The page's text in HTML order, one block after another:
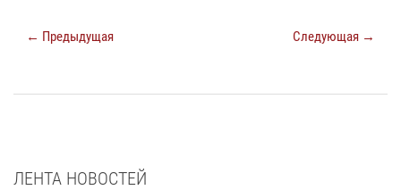
← Предыдущая Следующая →
ЛЕНТА НОВОСТЕЙ